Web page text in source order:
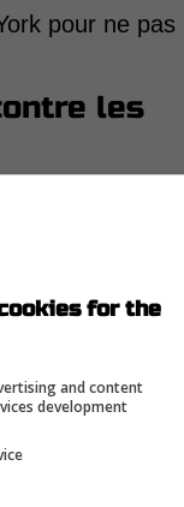
pour ne pas
les
hier, et cela
ont
for the
and content
development